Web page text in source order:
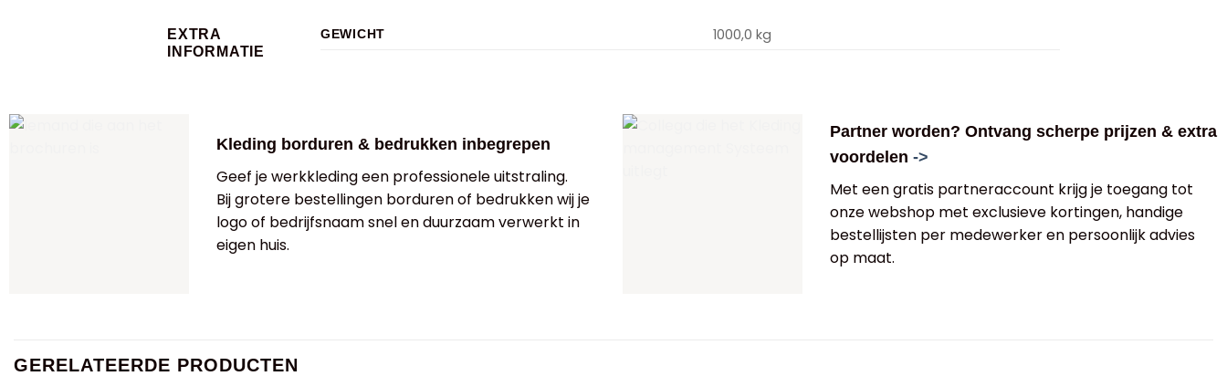
EXTRA
INFORMATIE
GEWICHT 1000,0 kg
Kleding borduren & bedrukken inbegrepen
Geef je werkkleding een professionele uitstraling.
Bij grotere bestellingen borduren of bedrukken wij je
logo of bedrijfsnaam snel en duurzaam verwerkt in
eigen huis.
Partner worden? Ontvang scherpe prijzen & extra
voordelen->
Met een gratis partneraccount krijg je toegang tot
onze webshop met exclusieve kortingen, handige
bestellijsten per medewerker en persoonlijk advies
op maat.
GERELATEERDE PRODUCTEN